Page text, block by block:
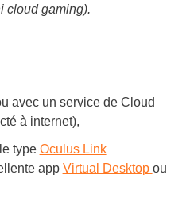
cloud gaming).
avec un service de Cloud
à internet),
type Oculus Link
app Virtual Desktop ou